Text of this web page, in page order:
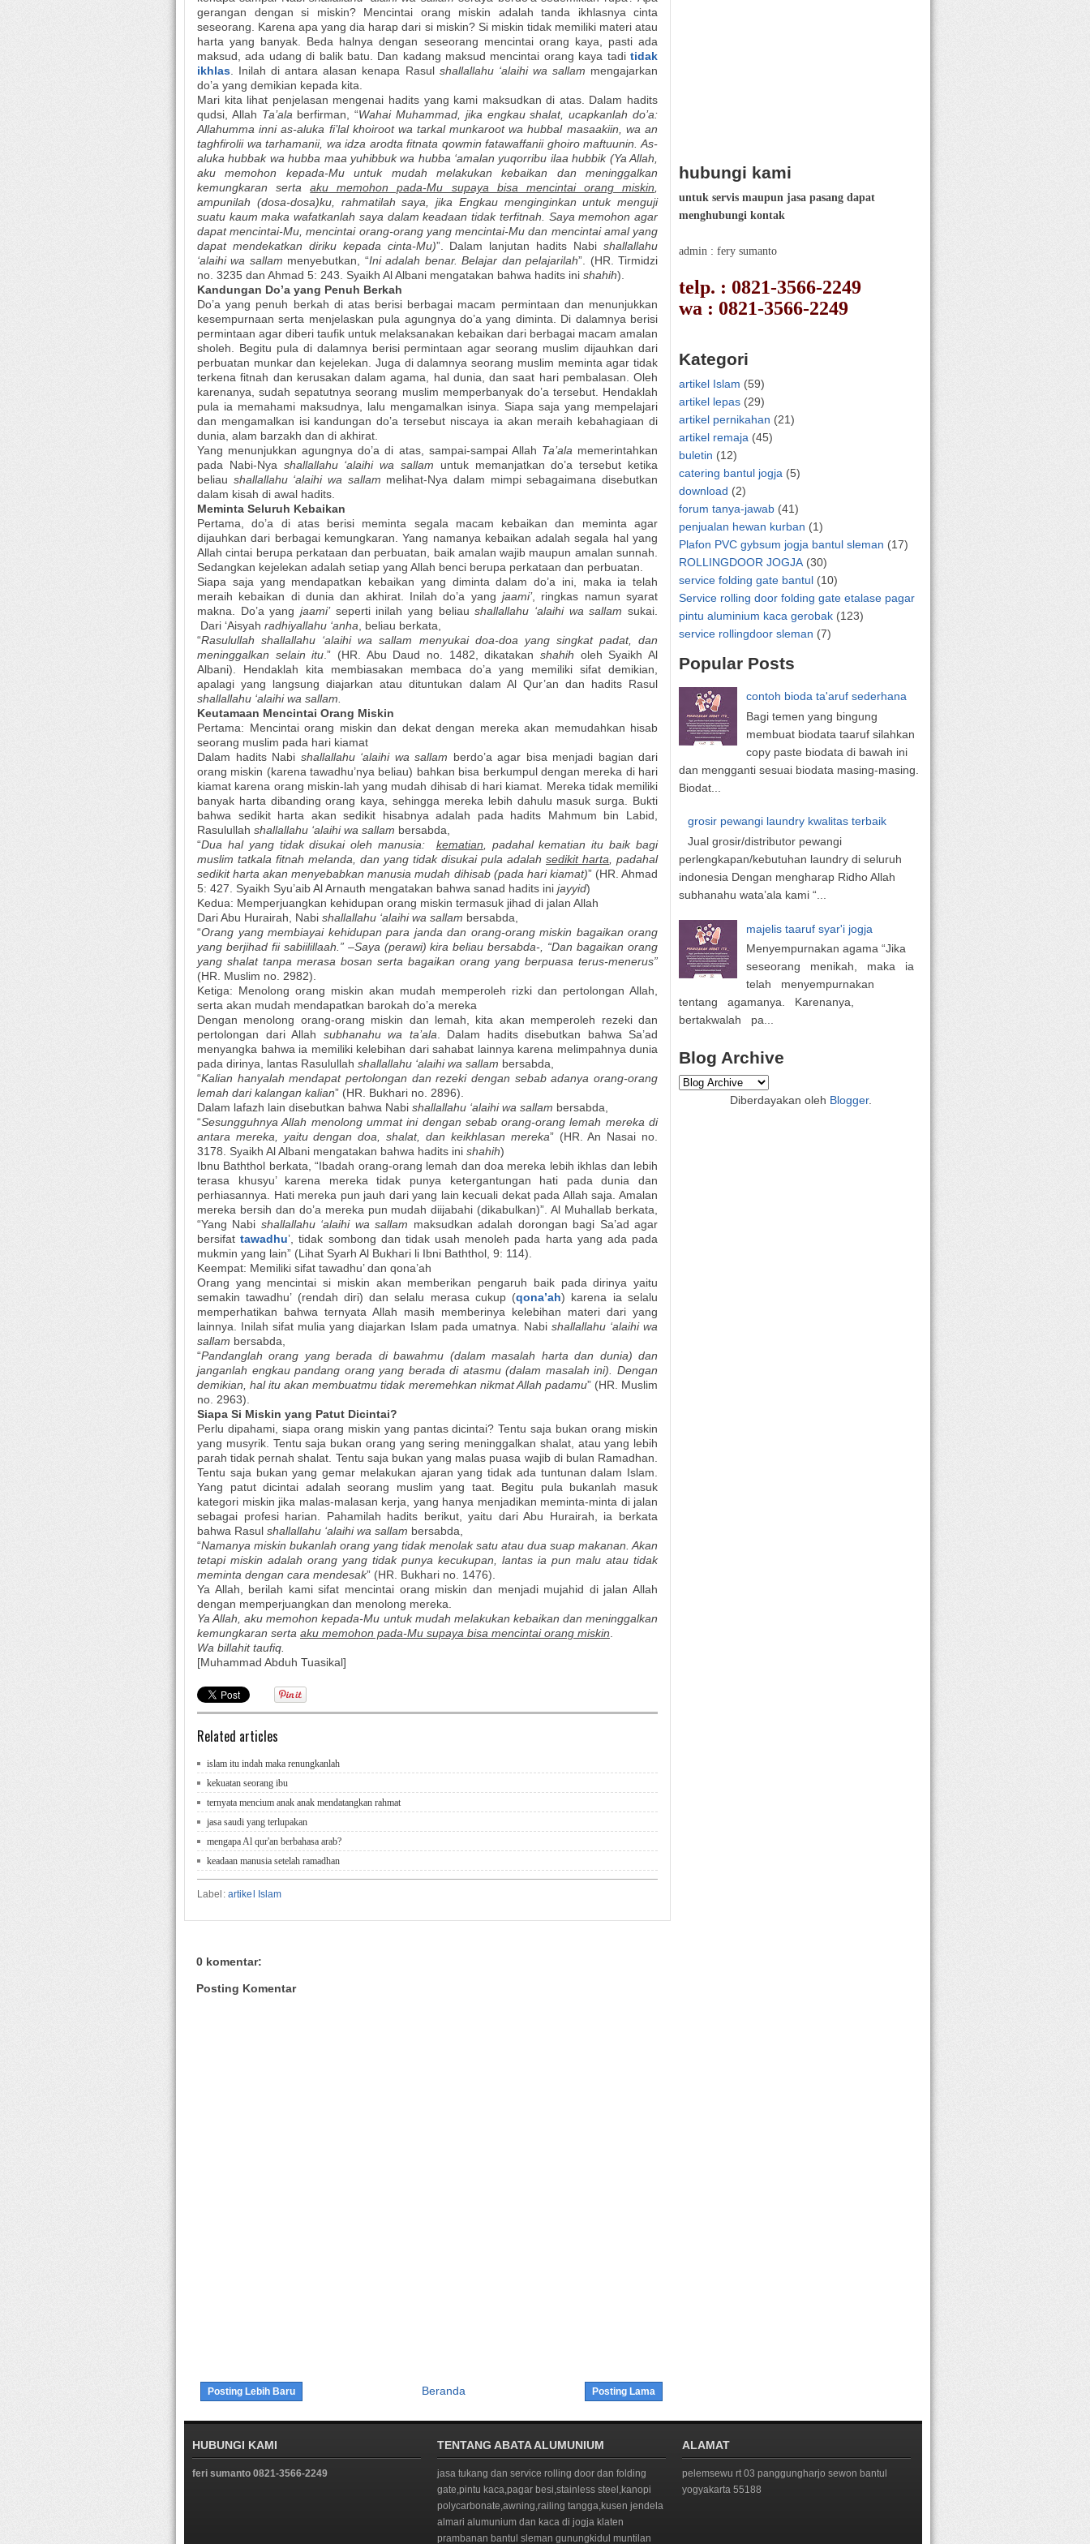
gerangan dengan si miskin? Mencintai orang miskin adalah tanda ikhlasnya cinta
seseorang. Karena apa yang dia harap dari si miskin? Si miskin tidak memiliki materi atau
harta yang banyak. Beda halnya dengan seseorang mencintai orang kaya, pasti ada
maksud, ada udang di balik batu. Dan kadang maksud mencintai orang kaya tadi tidak
ikhlas . Inilah di antara alasan kenapa Rasul shallallahu ‘alaihi wa sallam mengajarkan
do’a yang demikian kepada kita.
Mari kita lihat penjelasan mengenai hadits yang kami maksudkan di atas. Dalam hadits
qudsi, Allah Ta’ala berfirman, “Wahai Muhammad, jika engkau shalat, ucapkanlah do’a:
Allahumma inni as-aluka fi’lal khoiroot wa tarkal munkaroot wa hubbal masaakiin, wa an
taghfirolii wa tarhamanii, wa idza arodta fitnata qowmin fatawaffanii ghoiro maftuunin. As-
aluka hubbak wa hubba maa yuhibbuk wa hubba ‘amalan yuqorribu ilaa hubbik (Ya Allah,
aku memohon kepada-Mu untuk mudah melakukan kebaikan dan meninggalkan
kemungkaran sertaaku memohon pada-Mu supaya bisa mencintai orang miskin
ampunilah (dosa-dosa)ku, rahmatilah saya, jika Engkau menginginkan untuk menguji
suatu kaum maka wafatkanlah saya dalam keadaan tidak terfitnah. Saya memohon agar
dapat mencintai-Mu, mencintai orang-orang yang mencintai-Mu dan mencintai amal yang
dapat mendekatkan diriku kepada cinta-Mu)”. Dalam lanjutan hadits Nabishallallahu
‘alaihi wa sallam menyebutkan, “Ini adalah benar. Belajar dan pelajarilah”. (HR. Tirmidzi
no. 3235 dan Ahmad 5: 243. Syaikh Al Albani mengatakan bahwa hadits ini shahih).
Kandungan Do’a yang Penuh Berkah
Do’a yang penuh berkah di atas berisi berbagai macam permintaan dan menunjukkan
kesempurnaan serta menjelaskan pula agungnya do’a yang diminta. Di dalamnya berisi
permintaan agar diberi taufik untuk melaksanakan kebaikan dari berbagai macam amalan
sholeh. Begitu pula di dalamnya berisi permintaan agar seorang muslim dijauhkan dari
perbuatan munkar dan kejelekan. Juga di dalamnya seorang muslim meminta agar tidak
terkena fitnah dan kerusakan dalam agama, hal dunia, dan saat hari pembalasan. Oleh
karenanya, sudah sepatutnya seorang muslim memperbanyak do’a tersebut. Hendaklah
pula ia memahami maksudnya, lalu mengamalkan isinya. Siapa saja yang mempelajari
dan mengamalkan isi kandungan do’a tersebut niscaya ia akan meraih kebahagiaan di
dunia, alam barzakh dan di akhirat.
Yang menunjukkan agungnya do’a di atas, sampai-sampai Allah Ta’ala memerintahkan
pada Nabi-Nya shallallahu ‘alaihi wa sallam untuk memanjatkan do’a tersebut ketika
beliau shallallahu ‘alaihi wa sallam melihat-Nya dalam mimpi sebagaimana disebutkan
dalam kisah di awal hadits.
Meminta Seluruh Kebaikan
Pertama, do’a di atas berisi meminta segala macam kebaikan dan meminta agar
dijauhkan dari berbagai kemungkaran. Yang namanya kebaikan adalah segala hal yang
Allah cintai berupa perkataan dan perbuatan, baik amalan wajib maupun amalan sunnah.
Sedangkan kejelekan adalah setiap yang Allah benci berupa perkataan dan perbuatan.
Siapa saja yang mendapatkan kebaikan yang diminta dalam do’a ini, maka ia telah
meraih kebaikan di dunia dan akhirat. Inilah do’a yang jaami’, ringkas namun syarat
makna. Do’a yang jaami’seperti inilah yang beliaushallallahu ‘alaihi wa sallamsukai.
Dari ‘Aisyah radhiyallahu ‘anha , beliau berkata,
“Rasulullah shallallahu ‘alaihi wa sallam menyukai doa-doa yang singkat padat, dan
meninggalkan selain itu .” (HR. Abu Daud no. 1482, dikatakanshahih oleh Syaikh Al
Albani). Hendaklah kita membiasakan membaca do’a yang memiliki sifat demikian,
apalagi yang langsung diajarkan atau dituntukan dalam Al Qur’an dan hadits Rasul
shallallahu ‘alaihi wa sallam.
Keutamaan Mencintai Orang Miskin
Pertama: Mencintai orang miskin dan dekat dengan mereka akan memudahkan hisab
seorang muslim pada hari kiamat
Dalam hadits Nabi shallallahu ‘alaihi wa sallam berdo’a agar bisa menjadi bagian dari
orang miskin (karena tawadhu’nya beliau) bahkan bisa berkumpul dengan mereka di hari
kiamat karena orang miskin-lah yang mudah dihisab di hari kiamat. Mereka tidak memiliki
banyak harta dibanding orang kaya, sehingga mereka lebih dahulu masuk surga. Bukti
bahwa sedikit harta akan sedikit hisabnya adalah pada hadits Mahmum bin Labid,
Rasulullah shallallahu ‘alaihi wa sallam bersabda,
“Dua hal yang tidak disukai oleh manusia: kematian , padahal kematian itu baik bagi
muslim tatkala fitnah melanda, dan yang tidak disukai pula adalah sedikit harta , padahal
sedikit harta akan menyebabkan manusia mudah dihisab (pada hari kiamat)” (HR. Ahmad
5: 427. Syaikh Syu’aib Al Arnauth mengatakan bahwa sanad hadits ini jayyid)
Kedua: Memperjuangkan kehidupan orang miskin termasuk jihad di jalan Allah
Dari Abu Hurairah, Nabi shallallahu ‘alaihi wa sallam bersabda,
“Orang yang membiayai kehidupan para janda dan orang-orang miskin bagaikan orang
yang berjihad fii sabiilillaah.” –Saya (perawi) kira beliau bersabda-, “Dan bagaikan orang
yang shalat tanpa merasa bosan serta bagaikan orang yang berpuasa terus-menerus”
(HR. Muslim no. 2982).
Ketiga: Menolong orang miskin akan mudah memperoleh rizki dan pertolongan Allah,
serta akan mudah mendapatkan barokah do’a mereka
Dengan menolong orang-orang miskin dan lemah, kita akan memperoleh rezeki dan
pertolongan dari Allah subhanahu wa ta’ala . Dalam hadits disebutkan bahwa Sa’ad
menyangka bahwa ia memiliki kelebihan dari sahabat lainnya karena melimpahnya dunia
pada dirinya, lantas Rasulullah shallallahu ‘alaihi wa sallam bersabda,
“Kalian hanyalah mendapat pertolongan dan rezeki dengan sebab adanya orang-orang
lemah dari kalangan kalian” (HR. Bukhari no. 2896).
Dalam lafazh lain disebutkan bahwa Nabi shallallahu ‘alaihi wa sallam bersabda,
“Sesungguhnya Allah menolong ummat ini dengan sebab orang-orang lemah mereka di
antara mereka, yaitu dengan doa, shalat, dan keikhlasan mereka” (HR. An Nasai no.
3178. Syaikh Al Albani mengatakan bahwa hadits ini shahih)
Ibnu Baththol berkata, “Ibadah orang-orang lemah dan doa mereka lebih ikhlas dan lebih
terasa khusyu’ karena mereka tidak punya ketergantungan hati pada dunia dan
perhiasannya. Hati mereka pun jauh dari yang lain kecuali dekat pada Allah saja. Amalan
mereka bersih dan do’a mereka pun mudah diijabahi (dikabulkan)”. Al Muhallab berkata,
“Yang Nabi shallallahu ‘alaihi wa sallam maksudkan adalah dorongan bagi Sa’ad agar
bersifattawadhu’, tidak sombong dan tidak usah menoleh pada harta yang ada pada
mukmin yang lain” (Lihat Syarh Al Bukhari li Ibni Baththol, 9: 114).
Keempat: Memiliki sifat tawadhu’ dan qona’ah
Orang yang mencintai si miskin akan memberikan pengaruh baik pada dirinya yaitu
semakin tawadhu’ (rendah diri) dan selalu merasa cukup (qona’ah) karena ia selalu
memperhatikan bahwa ternyata Allah masih memberinya kelebihan materi dari yang
lainnya. Inilah sifat mulia yang diajarkan Islam pada umatnya. Nabi shallallahu ‘alaihi wa
sallam bersabda,
“Pandanglah orang yang berada di bawahmu (dalam masalah harta dan dunia) dan
janganlah engkau pandang orang yang berada di atasmu (dalam masalah ini). Dengan
demikian, hal itu akan membuatmu tidak meremehkan nikmat Allah padamu” (HR. Muslim
no. 2963).
Siapa Si Miskin yang Patut Dicintai?
Perlu dipahami, siapa orang miskin yang pantas dicintai? Tentu saja bukan orang miskin
yang musyrik. Tentu saja bukan orang yang sering meninggalkan shalat, atau yang lebih
parah tidak pernah shalat. Tentu saja bukan yang malas puasa wajib di bulan Ramadhan.
Tentu saja bukan yang gemar melakukan ajaran yang tidak ada tuntunan dalam Islam.
Yang patut dicintai adalah seorang muslim yang taat. Begitu pula bukanlah masuk
kategori miskin jika malas-malasan kerja, yang hanya menjadikan meminta-minta di jalan
sebagai profesi harian. Pahamilah hadits berikut, yaitu dari Abu Hurairah, ia berkata
bahwa Rasul shallallahu ‘alaihi wa sallam bersabda,
“Namanya miskin bukanlah orang yang tidak menolak satu atau dua suap makanan. Akan
tetapi miskin adalah orang yang tidak punya kecukupan, lantas ia pun malu atau tidak
meminta dengan cara mendesak” (HR. Bukhari no. 1476).
Ya Allah, berilah kami sifat mencintai orang miskin dan menjadi mujahid di jalan Allah
dengan memperjuangkan dan menolong mereka.
Ya Allah, aku memohon kepada-Mu untuk mudah melakukan kebaikan dan meninggalkan
kemungkaran serta aku memohon pada-Mu supaya bisa mencintai orang miskin
Wa billahit taufiq.
[Muhammad Abduh Tuasikal]
Related articles
islam itu indah maka renungkanlah
kekuatan seorang ibu
ternyata mencium anak anak mendatangkan rahmat
jasa saudi yang terlupakan
mengapa Al qur'an berbahasa arab?
keadaan manusia setelah ramadhan
Label: artikel Islam
0 komentar:
Posting Komentar
Posting Lebih Baru Posting Lama
Beranda
hubungi kami
untuk servis maupun jasa pasang dapat
menghubungi kontak
admin : fery sumanto
telp. : 0821-3566-2249
wa : 0821-3566-2249
Kategori
artikel Islam (59)
artikel lepas (29)
artikel pernikahan (21)
artikel remaja (45)
buletin (12)
catering bantul jogja (5)
download (2)
forum tanya-jawab (41)
penjualan hewan kurban (1)
Plafon PVC gybsum jogja bantul sleman (17)
ROLLINGDOOR JOGJA (30)
service folding gate bantul (10)
Service rolling door folding gate etalase pagar
pintu aluminium kaca gerobak (123)
service rollingdoor sleman (7)
Popular Posts
contoh bioda ta'aruf sederhana
Bagi temen yang bingung
membuat biodata taaruf silahkan
copy paste biodata di bawah ini
dan mengganti sesuai biodata masing-masing.
Biodat...
grosir pewangi laundry kwalitas terbaik
Jual grosir/distributor pewangi
perlengkapan/kebutuhan laundry di seluruh
indonesia Dengan mengharap Ridho Allah
subhanahu wata’ala kami “...
majelis taaruf syar'i jogja
Menyempurnakan agama “Jika
seseorang menikah, maka ia
telah menyempurnakan
tentang agamanya. Karenanya,
bertakwalah pa...
Blog Archive
Diberdayakan oleh Blogger.
HUBUNGI KAMI
feri sumanto 0821-3566-2249
TENTANG ABATA ALUMUNIUM
jasa tukang dan service rolling door dan folding
gate,pintu kaca,pagar besi,stainless steel,kanopi
polycarbonate,awning,railing tangga,kusen jendela
almari alumunium dan kaca di jogja klaten
prambanan bantul sleman gunungkidul muntilan
ALAMAT
pelemsewu rt 03 panggungharjo sewon bantul
yogyakarta 55188